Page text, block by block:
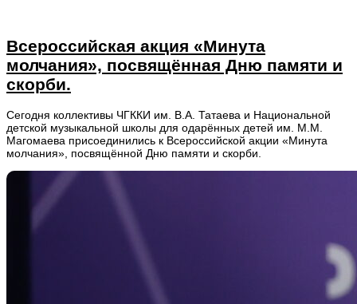
Всероссийская акция «Минута
молчания», посвящённая Дню памяти и
скорби.
Сегодня коллективы ЧГККИ им. В.А. Татаева и Национальной
детской музыкальной школы для одарённых детей им. М.М.
Магомаева присоединились к Всероссийской акции «Минута
молчания», посвящённой Дню памяти и скорби.